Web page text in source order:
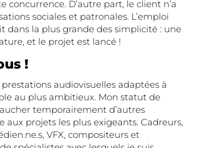
D’autre part, le client n’a
sociales et patronales. L’emploi
dans la plus grande des simplicité : une
et le projet est lancé !
!
audiovisuelles adaptées à
au plus ambitieux. Mon statut de
temporairement d’autres
aux projets les plus exigeants. Cadreurs,
VFX, compositeurs et